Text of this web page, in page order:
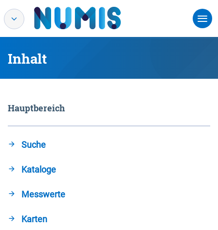
Inhalt
Hauptbereich
Suche
Kataloge
Messwerte
Karten